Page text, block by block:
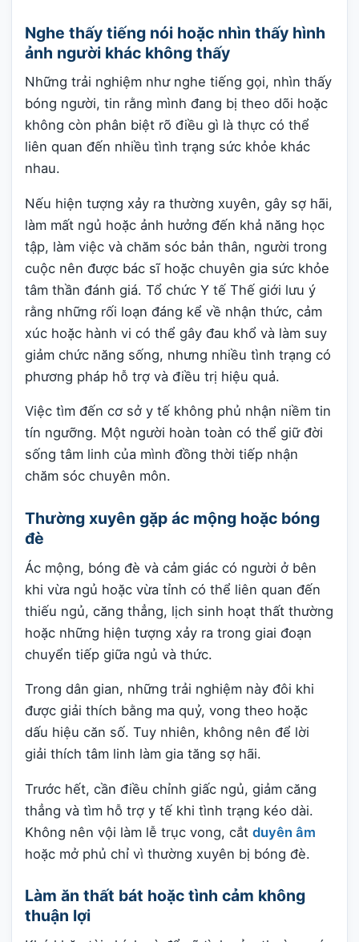
Nghe thấy tiếng nói hoặc nhìn thấy hình
ảnh người khác không thấy
Những trải nghiệm như nghe tiếng gọi, nhìn thấy
bóng người, tin rằng mình đang bị theo dõi hoặc
không còn phân biệt rõ điều gì là thực có thể
liên quan đến nhiều tình trạng sức khỏe khác
nhau.
Nếu hiện tượng xảy ra thường xuyên, gây sợ hãi,
làm mất ngủ hoặc ảnh hưởng đến khả năng học
tập, làm việc và chăm sóc bản thân, người trong
cuộc nên được bác sĩ hoặc chuyên gia sức khỏe
tâm thần đánh giá. Tổ chức Y tế Thế giới lưu ý
rằng những rối loạn đáng kể về nhận thức, cảm
xúc hoặc hành vi có thể gây đau khổ và làm suy
giảm chức năng sống, nhưng nhiều tình trạng có
phương pháp hỗ trợ và điều trị hiệu quả.
Việc tìm đến cơ sở y tế không phủ nhận niềm tin
tín ngưỡng. Một người hoàn toàn có thể giữ đời
sống tâm linh của mình đồng thời tiếp nhận
chăm sóc chuyên môn.
Thường xuyên gặp ác mộng hoặc bóng
đè
Ác mộng, bóng đè và cảm giác có người ở bên
khi vừa ngủ hoặc vừa tỉnh có thể liên quan đến
thiếu ngủ, căng thẳng, lịch sinh hoạt thất thường
hoặc những hiện tượng xảy ra trong giai đoạn
chuyển tiếp giữa ngủ và thức.
Trong dân gian, những trải nghiệm này đôi khi
được giải thích bằng ma quỷ, vong theo hoặc
dấu hiệu căn số. Tuy nhiên, không nên để lời
giải thích tâm linh làm gia tăng sợ hãi.
Trước hết, cần điều chỉnh giấc ngủ, giảm căng
thẳng và tìm hỗ trợ y tế khi tình trạng kéo dài.
Không nên vội làm lễ trục vong, cắt duyên âm
hoặc mở phủ chỉ vì thường xuyên bị bóng đè.
Làm ăn thất bát hoặc tình cảm không
thuận lợi